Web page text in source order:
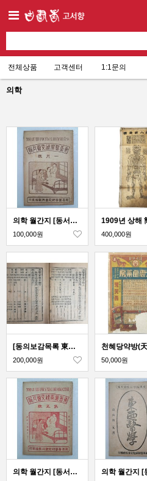
전체상품 고객센터 1:1문의
의학
의학 월간지 [동서의학연구회월보 東西醫學硏究會月報] 1월호
100,000원 400,000원
[동의보감목록 東醫寶鑑目錄 ] 상하 2책
200,000원 50,000원
의학 월간지 [동서의학연구회월보 東西醫學硏究會月報] 제5호